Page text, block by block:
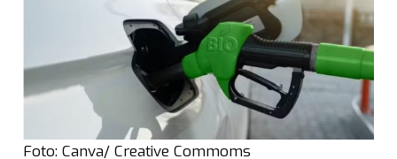
Foto: Canva/ Creative Commoms